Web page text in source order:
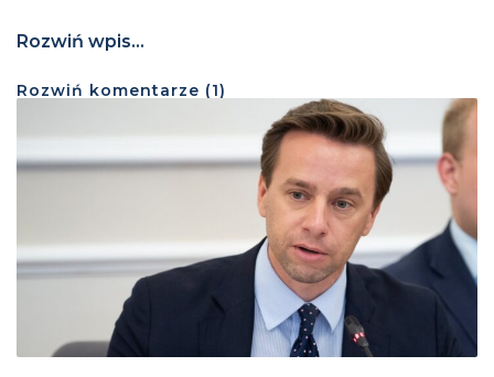
Rozwiń wpis...
Rozwiń komentarze (1)